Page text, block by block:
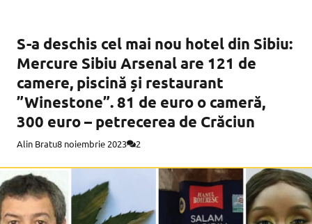
S-a deschis cel mai nou hotel din Sibiu:
Mercure Sibiu Arsenal are 121 de
camere, piscină și restaurant
”Winestone”. 81 de euro o cameră,
300 euro – petrecerea de Crăciun
Alin Bratu8 noiembrie 2023 2